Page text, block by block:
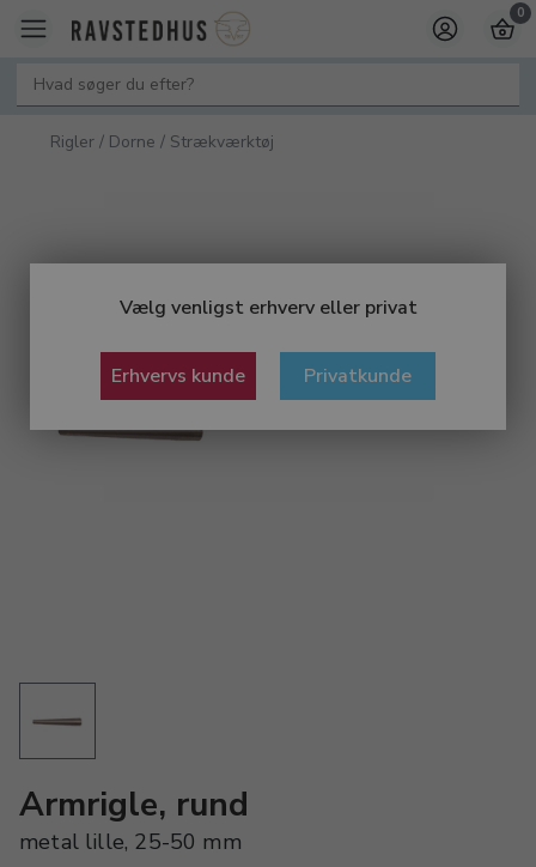
Vælg venligst erhverv eller privat
Erhvervs kunde Privatkunde
0
Rigler / Dorne / Strækværktøj
Armrigle, rund
metal lille, 25-50 mm